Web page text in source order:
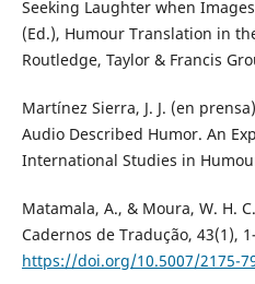
Seeking Laughter when
(Ed.), Humour Translation in
Routledge, Taylor & Francis
Martínez Sierra, J. J. (en
Audio Described Humor. An
International Studies in
Matamala, A., & Moura, W. H.
Cadernos de Tradução, 43(1),
https://doi.org/10.5007/2175-